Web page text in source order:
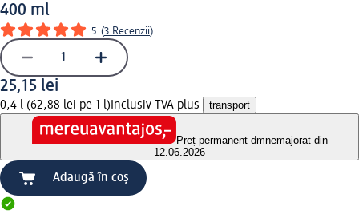
400 ml
5 (3 Recenzii)
25,15 lei
0,4 l (62,88 lei pe 1 l) Inclusiv TVA plus transport
Preț permanent dmnemajorat din
12.06.2026
Adaugă în coș